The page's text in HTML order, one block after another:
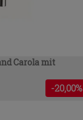
Carola mit
-20,00%